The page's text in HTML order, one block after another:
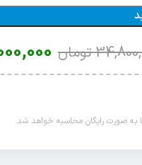
تومان
صورت رایگان محاسبه خواهد شد.